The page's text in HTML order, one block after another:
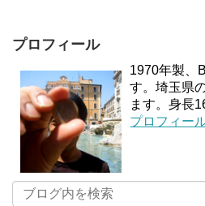
プロフィール
1970年製、
す。埼玉県
ます。身長
プロフィー